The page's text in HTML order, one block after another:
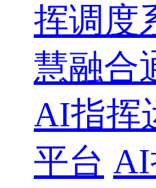
挥调度
慧融合
AI指挥
平台 AI